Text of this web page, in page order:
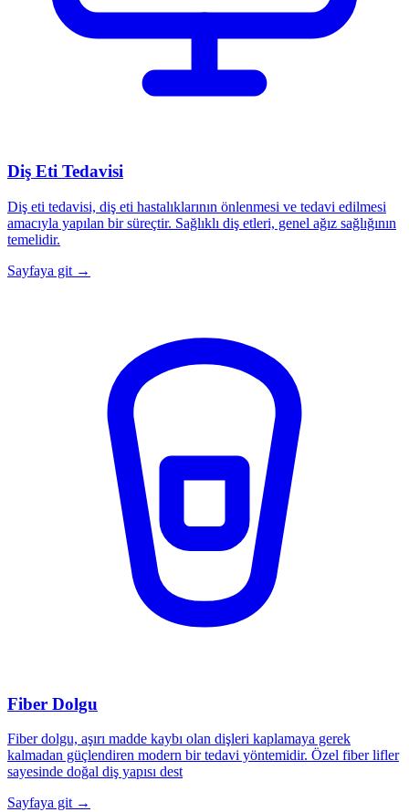
Diş Eti Tedavisi
Diş eti tedavisi, diş eti hastalıklarının önlenmesi ve tedavi edilmesi
amacıyla yapılan bir süreçtir. Sağlıklı diş etleri, genel ağız sağlığının
temelidir.
Sayfaya git →
Fiber Dolgu
Fiber dolgu, aşırı madde kaybı olan dişleri kaplamaya gerek
kalmadan güçlendiren modern bir tedavi yöntemidir. Özel fiber lifler
sayesinde doğal diş yapısı dest
Sayfaya git →